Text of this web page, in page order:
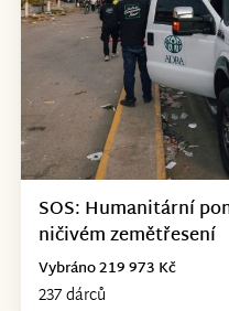
SOS: Humanitární
ničivém zemětřesení
237 dárců
Vybráno 219 973 Kč